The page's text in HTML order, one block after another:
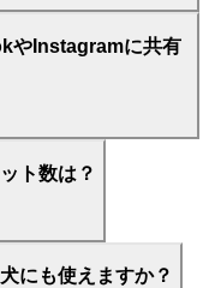
やInstagramに共有
ト数は？
にも使えますか？